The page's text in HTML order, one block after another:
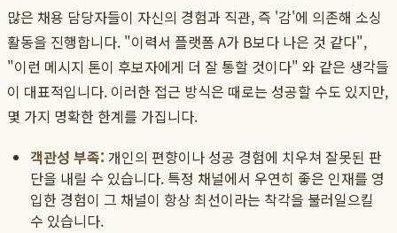
많은 채용 담당자들이 자신의 경험과 직관, 즉 '감'에 의존해 소싱
활동을 진행합니다. "이력서 플랫폼 A가 B보다 나은 것 같다",
"이런 메시지 톤이 후보자에게 더 잘 통할 것이다" 와 같은 생각들
이 대표적입니다. 이러한 접근 방식은 때로는 성공할 수도 있지만,
몇 가지 명확한 한계를 가집니다.
객관성 부족: 개인의 편향이나 성공 경험에 치우쳐 잘못된 판
단을 내릴 수 있습니다. 특정 채널에서 우연히 좋은 인재를 영
입한 경험이 그 채널이 항상 최선이라는 착각을 불러일으킬
수 있습니다.